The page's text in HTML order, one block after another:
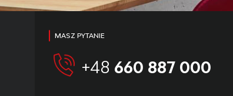
MASZ PYTANIE
+48 660 887 000